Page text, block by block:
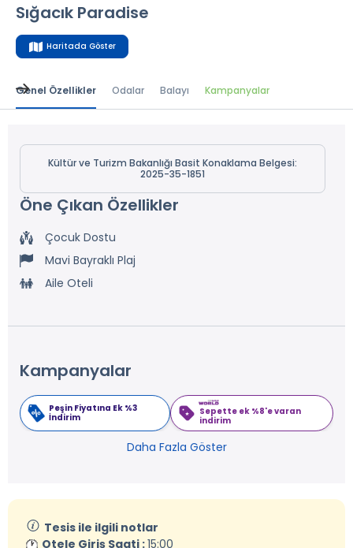
Sığacık Paradise
Haritada Göster
Genel Özellikler Odalar Balayı Kampanyalar
Kültür ve Turizm Bakanlığı Basit Konaklama Belgesi:
2025-35-1851
Öne Çıkan Özellikler
Çocuk Dostu
Mavi Bayraklı Plaj
Aile Oteli
Kampanyalar
Peşin Fiyatına Ek %3
İndirim
Sepette ek %8'e varan
indirim
Daha Fazla Göster
Tesis ile ilgili notlar
Otele Giriş Saati :15:00